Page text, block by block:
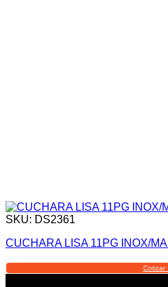
SKU: DS2361
CUCHARA LISA 11PG INOX/
Cotizar